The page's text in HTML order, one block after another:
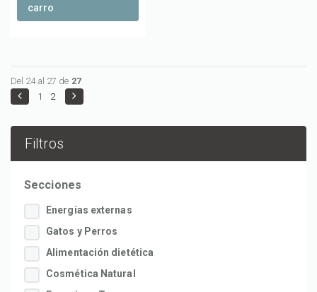
carro
Del 24 al 27 de 27
1
2
Filtros
Secciones
Energias externas
Gatos y Perros
Alimentación dietética
Cosmética Natural